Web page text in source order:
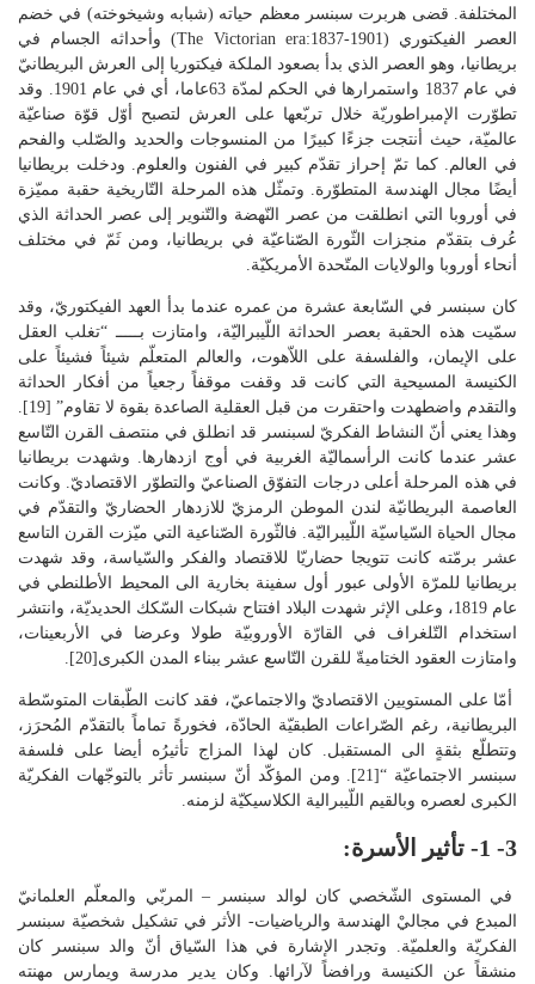
المختلفة. قضى هربرت سبنسر معظم حياته (شبابه وشيخوخته) في خضم
العصر الفيكتوري (The Victorian era:1837-1901) وأحداثه الجسام في
بريطانيا، وهو العصر الذي بدأ بصعود الملكة فيكتوريا إلى العرش البريطانيّ
في عام 1837 واستمرارها في الحكم لمدّة 63عاما، أي في عام 1901. وقد
تطوّرت الإمبراطوريّة خلال تربّعها على العرش لتصبح أوّل قوّة صناعيّة
عالميّة، حيث أنتجت جزءًا كبيرًا من المنسوجات والحديد والصّلب والفحم
في العالم. كما تمّ إحراز تقدّم كبير في الفنون والعلوم. ودخلت بريطانيا
أيضًا مجال الهندسة المتطوّرة. وتمثّل هذه المرحلة التّاريخية حقبة مميّزة
في أوروبا التي انطلقت من عصر النّهضة والتّنوير إلى عصر الحداثة الذي
عُرف بتقدّم منجزات الثّورة الصّناعيّة في بريطانيا، ومن ثَمّ في مختلف
أنحاء أوروبا والولايات المتّحدة الأمريكيّة.
كان سبنسر في السّابعة عشرة من عمره عندما بدأ العهد الفيكتوريّ، وقد
سمّيت هذه الحقبة بعصر الحداثة اللّيبراليّة، وامتازت بـــــ “تغلب العقل
على الإيمان، والفلسفة على اللاّهوت، والعالم المتعلّم شيئاً فشيئاً على
الكنيسة المسيحية التي كانت قد وقفت موقفاً رجعياً من أفكار الحداثة
والتقدم واضطهدت واحتقرت من قبل العقلية الصاعدة بقوة لا تقاوم” [19].
وهذا يعني أنّ النشاط الفكريّ لسبنسر قد انطلق في منتصف القرن التّاسع
عشر عندما كانت الرأسماليّة الغربية في أوج ازدهارها. وشهدت بريطانيا
في هذه المرحلة أعلى درجات التفوّق الصناعيّ والتطوّر الاقتصاديّ. وكانت
العاصمة البريطانيّة لندن الموطن الرمزيّ للازدهار الحضاريّ والتقدّم في
مجال الحياة السّياسيّة اللّيبراليّة. فالثّورة الصّناعية التي ميّزت القرن التاسع
عشر برمّته كانت تتويجا حضاريّا للاقتصاد والفكر والسّياسة، وقد شهدت
بريطانيا للمرّة الأولى عبور أول سفينة بخارية الى المحيط الأطلنطي في
عام 1819، وعلى الإثر شهدت البلاد افتتاح شبكات السّكك الحديديّة، وانتشر
استخدام التّلغراف في القارّة الأوروبيّة طولا وعرضا في الأربعينات،
وامتازت العقود الختاميةّ للقرن التّاسع عشر ببناء المدن الكبرى[20].
أمّا على المستويين الاقتصاديّ والاجتماعيّ، فقد كانت الطّبقات المتوسّطة
البريطانية، رغم الصّراعات الطبقيّة الحادّة، فخورةً تماماً بالتقدّم المُحرَز،
وتتطلّع بثقةٍ الى المستقبل. كان لهذا المزاج تأثيرُه أيضا على فلسفة
سبنسر الاجتماعيّة “[21]. ومن المؤكّد أنّ سبنسر تأثر بالتوجّهات الفكريّة
الكبرى لعصره وبالقيم اللّيبرالية الكلاسيكيّة لزمنه.
3- 1- تأثير الأسرة:
في المستوى الشّخصي كان لوالد سبنسر – المربّي والمعلّم العلمانيّ
المبدع في مجاليْ الهندسة والرياضيات- الأثر في تشكيل شخصيّة سبنسر
الفكريّة والعلميّة. وتجدر الإشارة في هذا السّياق أنّ والد سبنسر كان
منشقاً عن الكنيسة ورافضاً لآرائها. وكان يدير مدرسة ويمارس مهنته